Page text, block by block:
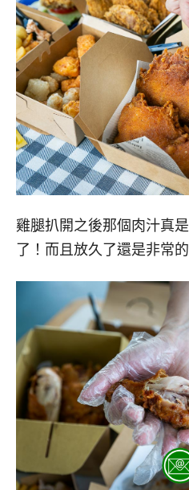
雞腿扒開之後那個肉汁真
了！而且放久了還是非常